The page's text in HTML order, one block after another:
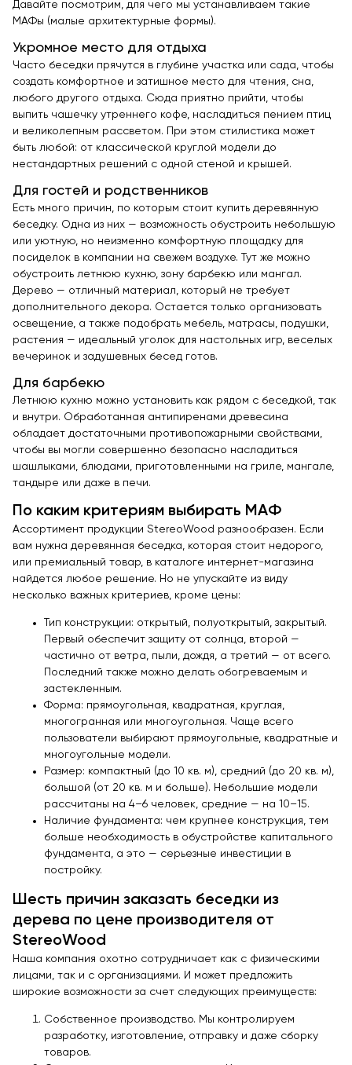
Давайте посмотрим, для чего мы устанавливаем такие
МАФы (малые архитектурные формы).
Укромное место для отдыха
Часто беседки прячутся в глубине участка или сада, чтобы
создать комфортное и затишное место для чтения, сна,
любого другого отдыха. Сюда приятно прийти, чтобы
выпить чашечку утреннего кофе, насладиться пением птиц
и великолепным рассветом. При этом стилистика может
быть любой: от классической круглой модели до
нестандартных решений с одной стеной и крышей.
Для гостей и родственников
Есть много причин, по которым стоит купить деревянную
беседку. Одна из них — возможность обустроить небольшую
или уютную, но неизменно комфортную площадку для
посиделок в компании на свежем воздухе. Тут же можно
обустроить летнюю кухню, зону барбекю или мангал.
Дерево — отличный материал, который не требует
дополнительного декора. Остается только организовать
освещение, а также подобрать мебель, матрасы, подушки,
растения — идеальный уголок для настольных игр, веселых
вечеринок и задушевных бесед готов.
Для барбекю
Летнюю кухню можно установить как рядом с беседкой, так
и внутри. Обработанная антипиренами древесина
обладает достаточными противопожарными свойствами,
чтобы вы могли совершенно безопасно насладиться
шашлыками, блюдами, приготовленными на гриле, мангале,
тандыре или даже в печи.
По каким критериям выбирать МАФ
Ассортимент продукции StereoWood разнообразен. Если
вам нужна деревянная беседка, которая стоит недорого,
или премиальный товар, в каталоге интернет-магазина
найдется любое решение. Но не упускайте из виду
несколько важных критериев, кроме цены:
Тип конструкции: открытый, полуоткрытый, закрытый.
Первый обеспечит защиту от солнца, второй —
частично от ветра, пыли, дождя, а третий — от всего.
Последний также можно делать обогреваемым и
застекленным.
Форма: прямоугольная, квадратная, круглая,
многогранная или многоугольная. Чаще всего
пользователи выбирают прямоугольные, квадратные и
многоугольные модели.
Размер: компактный (до 10 кв. м), средний (до 20 кв. м),
большой (от 20 кв. м и больше). Небольшие модели
рассчитаны на 4–6 человек, средние — на 10–15.
Наличие фундамента: чем крупнее конструкция, тем
больше необходимость в обустройстве капитального
фундамента, а это — серьезные инвестиции в
постройку.
Шесть причин заказать беседки из
дерева по цене производителя от
StereoWood
Наша компания охотно сотрудничает как с физическими
лицами, так и с организациями. И может предложить
широкие возможности за счет следующих преимуществ:
Собственное производство. Мы контролируем
разработку, изготовление, отправку и даже сборку
товаров.